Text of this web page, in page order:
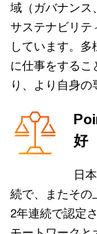
域（ガバナンス
サステナビリテ
しています。
に仕事をするこ
り、より自身の
好
日
続で、またその
2年連続で認定